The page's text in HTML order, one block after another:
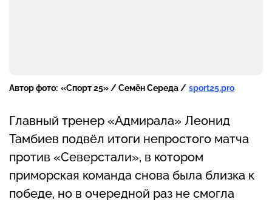
Автор фото: «Спорт 25» / Семён Середа / sport25.pro
Главный тренер «Адмирала» Леонид
Тамбиев подвёл итоги непростого матча
против «Северстали», в котором
приморская команда снова была близка к
победе, но в очередной раз не смогла